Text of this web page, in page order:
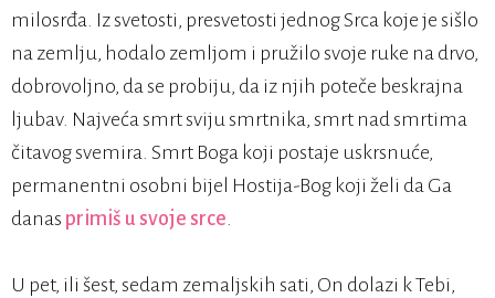
milosrđa. Iz svetosti, presvetosti jednog Srca koje je sišlo
na zemlju, hodalo zemljom i pružilo svoje ruke na drvo,
dobrovoljno, da se probiju, da iz njih poteče beskrajna
ljubav. Najveća smrt sviju smrtnika, smrt nad smrtima
čitavog svemira. Smrt Boga koji postaje uskrsnuće,
permanentni osobni bijel Hostija-Bog koji želi da Ga
danas primiš u svoje srce.
U pet, ili šest, sedam zemaljskih sati, On dolazi k Tebi,